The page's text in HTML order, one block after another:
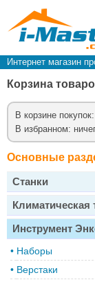
Интернет магазин
Корзина
В корзине
В избранном:
Основные
Станки
Климатическая
Инструмент
• Наборы
• Верстаки